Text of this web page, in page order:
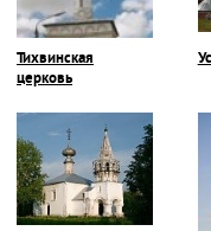
Тихвинская
церковь